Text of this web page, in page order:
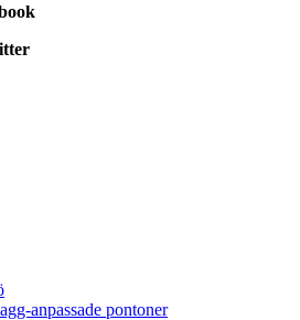
anpassade pontoner